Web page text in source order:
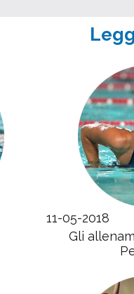
11-05-2018
Gli